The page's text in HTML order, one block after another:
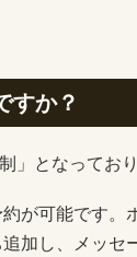
すか？
」となっており
が可能です。
加し、メッセ